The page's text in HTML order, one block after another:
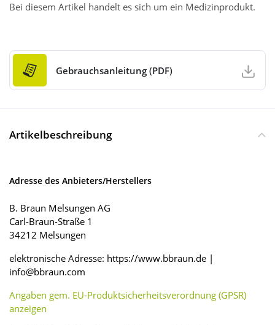
Bei diesem Artikel handelt es sich um ein Medizinprodukt.
Gebrauchsanleitung (PDF)
Artikelbeschreibung
Adresse des Anbieters/Herstellers
B. Braun Melsungen AG
Carl-Braun-Straße 1
34212 Melsungen
elektronische Adresse: https://www.bbraun.de |
info@bbraun.com
Angaben gem. EU-Produktsicherheitsverordnung (GPSR)
anzeigen